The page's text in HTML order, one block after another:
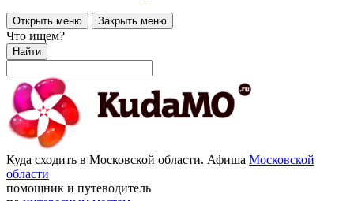
Открыть меню Закрыть меню
Что ищем?
Найти
Куда сходить в Московской области. Афиша Московской
области
помощник и путеводитель